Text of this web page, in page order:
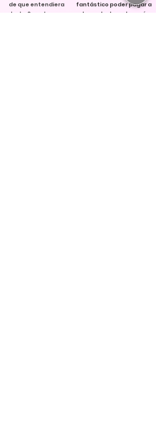
de que entendiera
todo. Se nota que
fantástico poder pagar a
plazos. Incluso después